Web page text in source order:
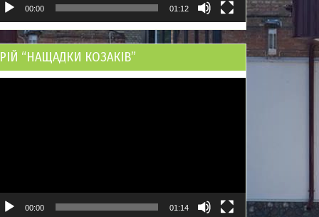
00:00 01:12
РІЙ “НАЩАДКИ КОЗАКІВ”
00:00 01:14